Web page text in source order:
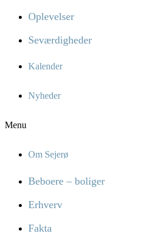
Oplevelser
Seværdigheder
Kalender
Nyheder
Menu
Om Sejerø
Beboere – boliger
Erhverv
Fakta